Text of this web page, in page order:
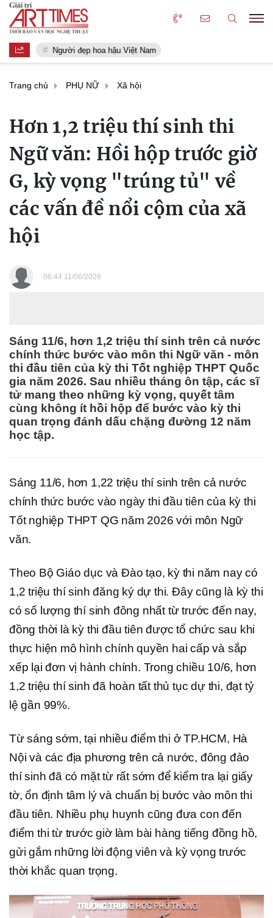
Người đẹp hoa hậu Việt Nam
Trang chủ PHỤ NỮ Xã hội
Hơn 1,2 triệu thí sinh thi
Ngữ văn: Hồi hộp trước giờ
G, kỳ vọng "trúng tủ" về
các vấn đề nổi cộm của xã
hội
06:44 11/06/2026
Sáng 11/6, hơn 1,2 triệu thí sinh trên cả nước
chính thức bước vào môn thi Ngữ văn - môn
thi đầu tiên của kỳ thi Tốt nghiệp THPT Quốc
gia năm 2026. Sau nhiều tháng ôn tập, các sĩ
tử mang theo những kỳ vọng, quyết tâm
cùng không ít hồi hộp để bước vào kỳ thi
quan trọng đánh dấu chặng đường 12 năm
học tập.
Sáng 11/6, hơn 1,22 triệu thí sinh trên cả nước
chính thức bước vào ngày thi đầu tiên của kỳ thi
Tốt nghiệp THPT QG năm 2026 với môn Ngữ
văn.
Theo Bộ Giáo dục và Đào tạo, kỳ thi năm nay có
1,2 triệu thí sinh đăng ký dự thi. Đây cũng là kỳ thi
có số lượng thí sinh đông nhất từ trước đến nay,
đồng thời là kỳ thi đầu tiên được tổ chức sau khi
thực hiện mô hình chính quyền hai cấp và sắp
xếp lại đơn vị hành chính. Trong chiều 10/6, hơn
1,2 triệu thí sinh đã hoàn tất thủ tục dự thi, đạt tỷ
lệ gần 99%.
Từ sáng sớm, tại nhiều điểm thi ở TP.HCM, Hà
Nội và các địa phương trên cả nước, đông đảo
thí sinh đã có mặt từ rất sớm để kiểm tra lại giấy
tờ, ổn định tâm lý và chuẩn bị bước vào môn thi
đầu tiên. Nhiều phụ huynh cũng đưa con đến
điểm thi từ trước giờ làm bài hàng tiếng đồng hồ,
gửi gắm những lời động viên và kỳ vọng trước
thời khắc quan trọng.